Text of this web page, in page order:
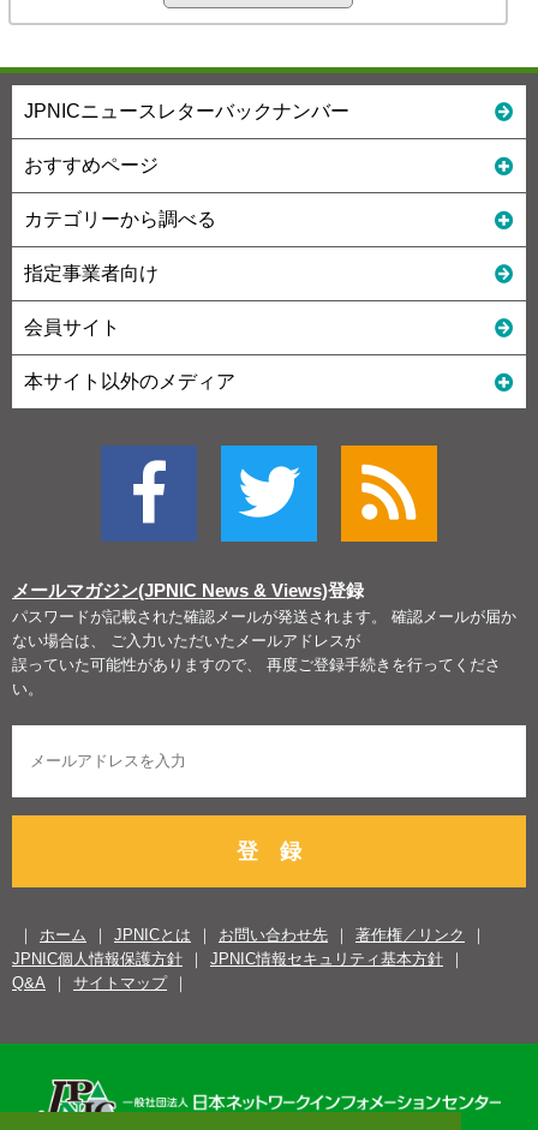
JPNICニュースレターバックナンバー
おすすめページ
カテゴリーから調べる
指定事業者向け
会員サイト
本サイト以外のメディア
メールマガジン(JPNIC News & Views)登録
パスワードが記載された確認メールが発送されます。 確認メールが届か
ない場合は、 ご入力いただいたメールアドレスが
誤っていた可能性がありますので、 再度ご登録手続きを行ってくださ
い。
登 録
ホーム JPNICとは お問い合わせ先
著作権／リンク
JPNIC個人情報保護方針
JPNIC情報セキュリティ基本方針
Q&A
サイトマップ